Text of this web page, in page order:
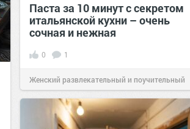
Паста за 10 минут с секретом
итальянской кухни – очень
сочная и нежная
0 1
Женский развлекательный и поучительный
сайт.23:4006 авг 2026